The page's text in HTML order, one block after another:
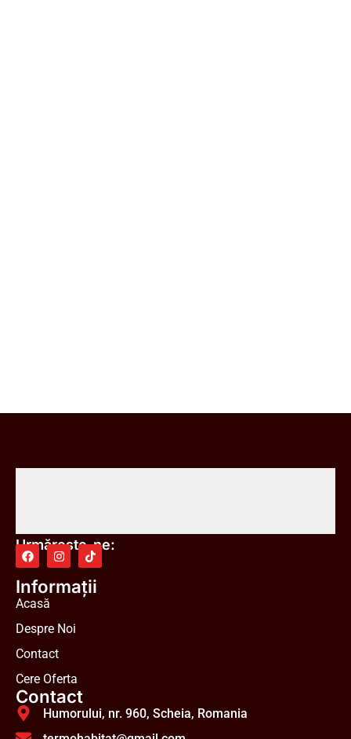
Urmărește-ne:
Informații
Acasă
Despre Noi
Contact
Cere Oferta
Contact
Humorului, nr. 960, Scheia, Romania